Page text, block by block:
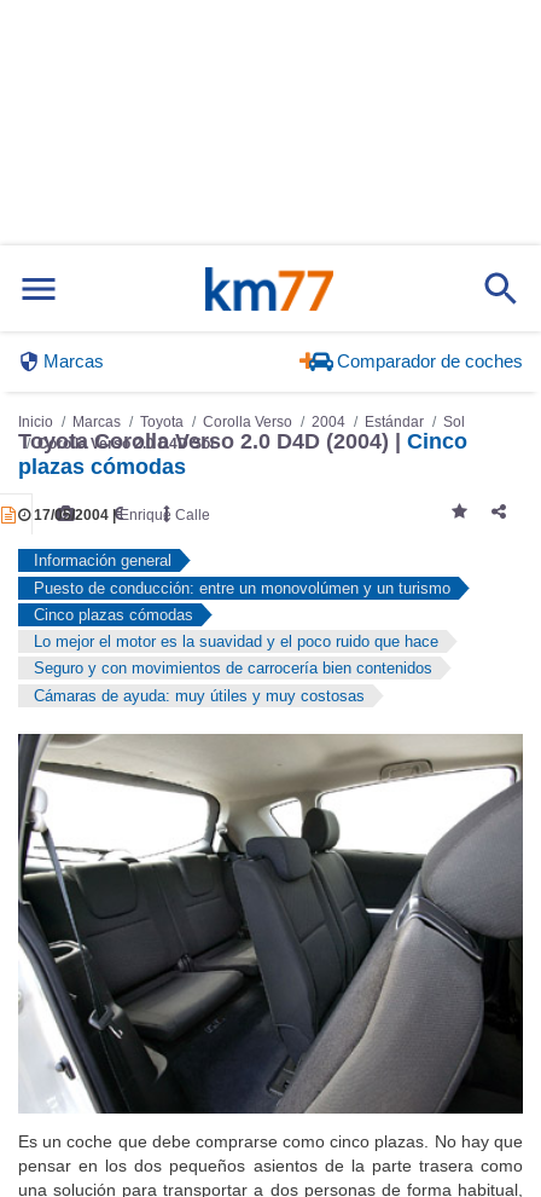
Toyota Corolla Verso 2.0 D4D (2004) |
plazas cómodas
Información general
Puesto de conducción: entre un monovolúmen y un turismo
Cinco plazas cómodas
Lo mejor el motor es la suavidad y el poco ruido que hace
Seguro y con movimientos de carrocería bien contenidos
Es un coche que debe comprarse como cinco plazas. No hay que
pensar en los dos pequeños asientos de la parte trasera como